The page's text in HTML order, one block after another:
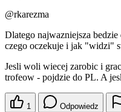
@rkarezma
Dlatego najwazniejsza
czego oczekuje i jak "widzi"
Jesli woli wiecej zarobic i
trofeow - pojdzie do PL. A
1 Odpowiedz